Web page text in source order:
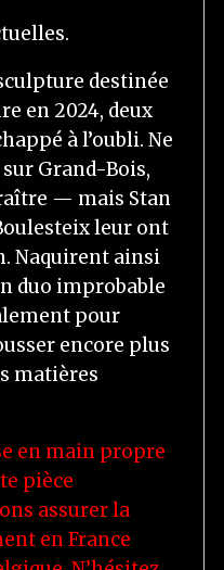
destinée
en 2024, deux
à l’oubli. Ne
Grand-Bois,
— mais Stan
leur ont
Naquirent ainsi
duo improbable
pour
encore plus
matières
en main propre
pièce
assurer la
en France